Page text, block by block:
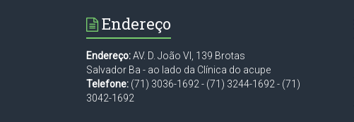
Endereço
Endereço:AV. D. João VI, 139 Brotas
Salvador Ba - ao lado da Clínica do acupe
Telefone: (71) 3036-1692 - (71) 3244-1692 - (71)
3042-1692